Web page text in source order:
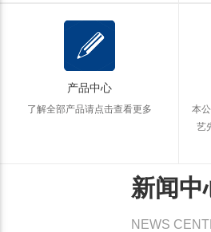
产品中心
了解全部产品请点击查看更多
本
艺
新闻中
NEWS